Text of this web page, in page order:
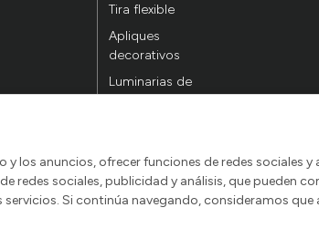
Tira flexible
Apliques
decorativos
Luminarias de
los anuncios, ofrecer funciones de redes
redes sociales, publicidad y análisis, que pueden
Si continúa navegando, consideramos que